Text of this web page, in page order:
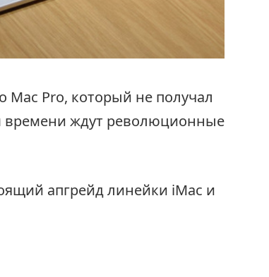
Mac Pro, который не получал
времени ждут революционные
апгрейд линейки iMac и